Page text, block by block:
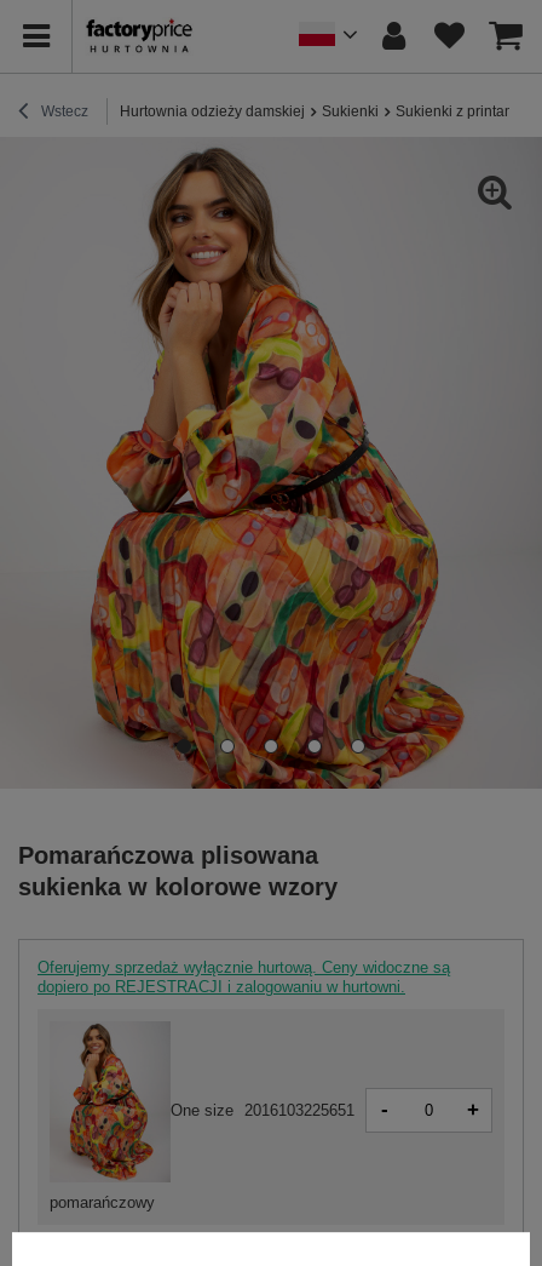
Wstecz Hurtownia odzieży damskiej Sukienki Sukienki z printami
Pomarańczowa plisowana
sukienka w kolorowe wzory
Oferujemy sprzedaż wyłącznie hurtową. Ceny widoczne są
dopiero po REJESTRACJI i zalogowaniu w hurtowni.
pomarańczowy
One size 2016103225651 - +